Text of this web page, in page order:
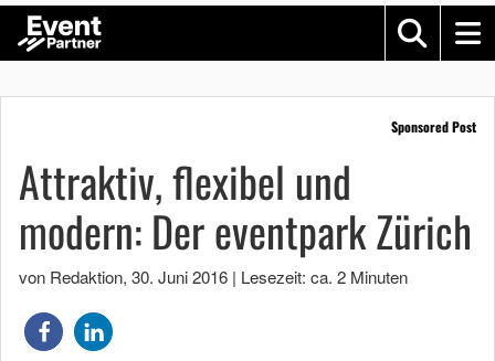
Sponsored Post
Attraktiv, flexibel und
modern: Der eventpark Zürich
von Redaktion, 30. Juni 2016 | Lesezeit: ca. 2 Minuten